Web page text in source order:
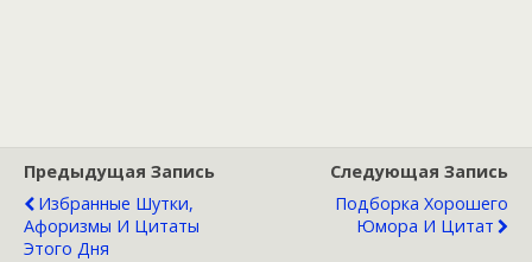
Предыдущая Запись
Избранные Шутки,
Афоризмы И Цитаты
Этого Дня
Следующая Запись
Подборка Хорошего
Юмора И Цитат